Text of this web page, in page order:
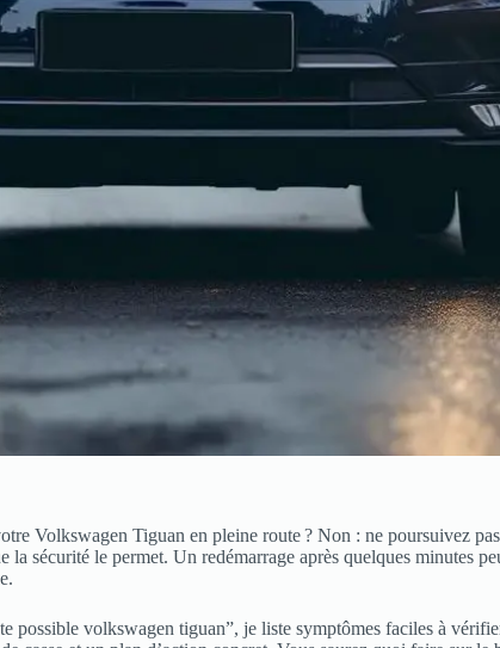
Volkswagen Tiguan en pleine route ? Non : ne poursuivez
la sécurité le permet. Un redémarrage après quelques minutes
possible volkswagen tiguan”, je liste symptômes faciles à